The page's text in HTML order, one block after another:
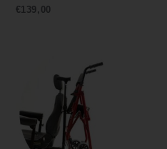
€139,00